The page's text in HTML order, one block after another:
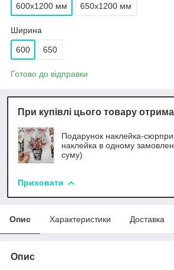
600х1200 мм 650х1200 мм
Ширина
600 650
Готово до відправки
При купівлі цього товару
Подарунок наклейка-
наклейка в одному
суму)
Приховати
Опис Характеристики Доставка
Опис